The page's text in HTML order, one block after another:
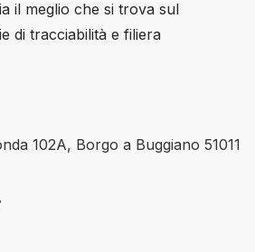
il meglio che si trova sul
di tracciabilità e filiera
102A, Borgo a Buggiano 51011